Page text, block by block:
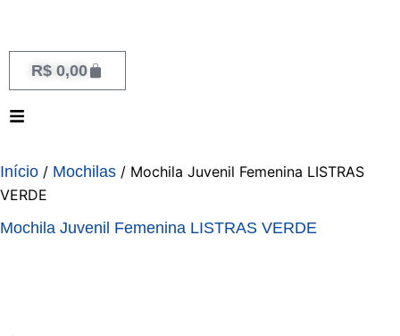
R$ 0,00
Início / Mochilas / Mochila Juvenil Femenina LISTRAS
VERDE
Mochila Juvenil Femenina LISTRAS VERDE